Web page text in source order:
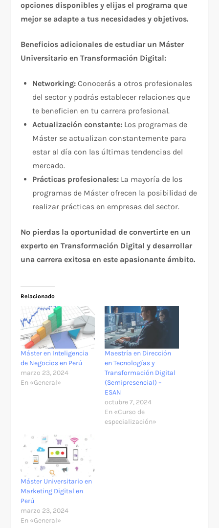
opciones disponibles y elijas el programa que
mejor se adapte a tus necesidades y objetivos.
Beneficios adicionales de estudiar un Máster
Universitario en Transformación Digital:
Networking: Conocerás a otros profesionales
del sector y podrás establecer relaciones que
te beneficien en tu carrera profesional.
Actualización constante: Los programas de
Máster se actualizan constantemente para
estar al día con las últimas tendencias del
mercado.
Prácticas profesionales: La mayoría de los
programas de Máster ofrecen la posibilidad de
realizar prácticas en empresas del sector.
No pierdas la oportunidad de convertirte en un
experto en Transformación Digital y desarrollar
una carrera exitosa en este apasionante ámbito.
Relacionado
Máster en Inteligencia
de Negocios en Perú
marzo 23, 2024
En «General»
Maestría en Dirección
en Tecnologías y
Transformación Digital
(Semipresencial) –
ESAN
octubre 7, 2024
En «Curso de
especialización»
Máster Universitario en
Marketing Digital en
Perú
marzo 23, 2024
En «General»